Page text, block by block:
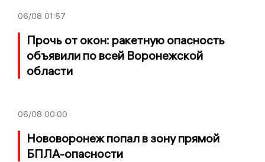
06/08 01:57
Прочь от окон: ракетную опасность
объявили по всей Воронежской
области
06/08 00:00
Нововоронеж попал в зону прямой
БПЛА-опасности